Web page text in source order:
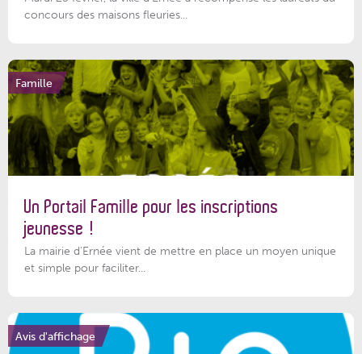
concours des maisons fleuries...
Famille
Un Portail Famille pour les inscriptions
jeunesse !
La mairie d’Ernée vient de mettre en place un moyen unique
et simple pour faciliter...
Avis d'affichage